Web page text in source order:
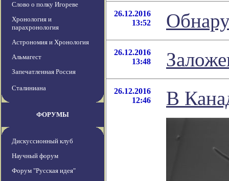
Слово о полку Игореве
Хронология и
парахронология
Астрономия и Хронология
Альмагест
Запечатленная Россия
Сталиниана
ФОРУМЫ
Дискуссионный клуб
Научный форум
Форум "Русская идея"
26.12.2016
13:52
26.12.2016
13:48
26.12.2016
12:46
В